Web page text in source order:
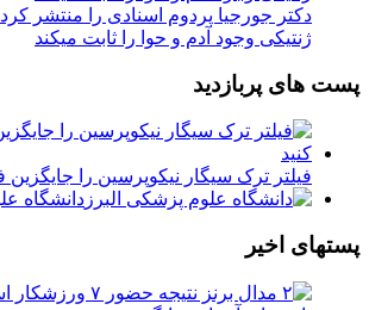
دکتر جورجیا پردوم اسنادی را منتشر
ژنتیکی وجود آدم و حوا را ثابت میکند
پست های پربازدید
فیلتر ترک سیگار نیکوپرسین را جایگزین
دانشگاه
پستهای اخیر